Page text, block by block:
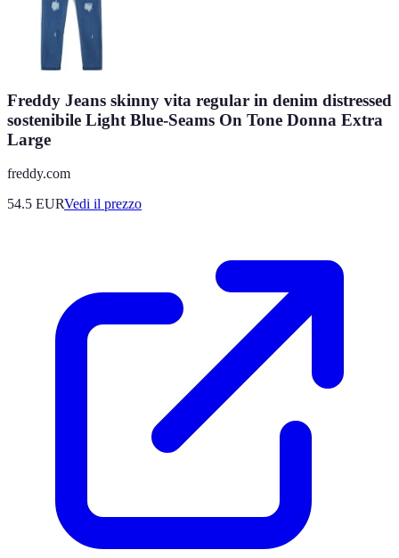
Freddy Jeans skinny vita regular in denim distressed
sostenibile Light Blue-Seams On Tone Donna Extra
Large
freddy.com
54.5 EURVedi il prezzo